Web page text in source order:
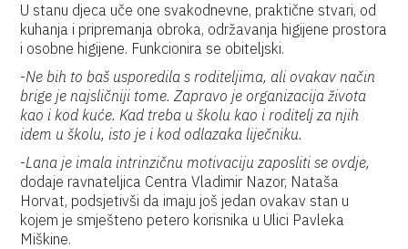
U stanu djeca uče one svakodnevne, praktične stvari, od
kuhanja i pripremanja obroka, održavanja higijene prostora
i osobne higijene. Funkcionira se obiteljski.
-Ne bih to baš usporedila s roditeljima, ali ovakav način
brige je najsličniji tome. Zapravo je organizacija života
kao i kod kuće. Kad treba u školu kao i roditelj za njih
idem u školu, isto je i kod odlazaka liječniku.
-Lana je imala intrinzičnu motivaciju zaposliti se ovdje,
dodaje ravnateljica Centra Vladimir Nazor, Nataša
Horvat, podsjetivši da imaju još jedan ovakav stan u
kojem je smješteno petero korisnika u Ulici Pavleka
Miškine.